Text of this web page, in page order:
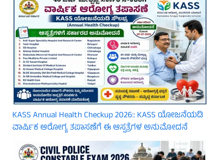
KASS Annual Health Checkup 2026:: KASS ಯೋಜನೆಯಡಿ
ವಾರ್ಷಿಕ ಆರೋಗ್ಯ ತಪಾಸಣೆಗೆ ಈ ಆಸ್ಪತ್ರೆಗಳ ಅನುಮೋದನೆ